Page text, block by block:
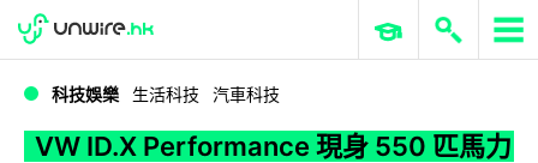
WWDC 2026 ERP 與商業 AI
科技娛樂 生活科技 汽車科技
VW ID.X Performance 現身 550 匹馬力